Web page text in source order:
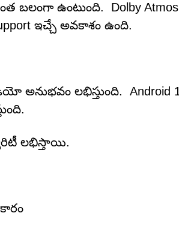
బలంగా ఉంటుంది. Dolby
ఇచ్చే అవకాశం ఉంది.
లభిస్తుంది. Android
లభిస్తాయి.